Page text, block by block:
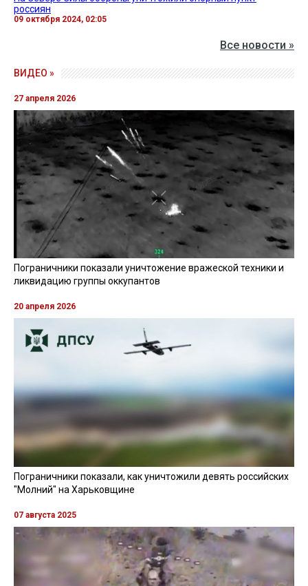
позицию и полевой состав боекомплектов
российских оккупантов на Волчанском направлении.
ВОЙНА ОККУПАНТЫ
ПОТЕРИ РОССИЯН
ЧИТАЙТЕ ТАКОЖ »
Генштаб ВСУ обновил данные о потерях врага: информация
на 9 октября
09 октября 2024, 10:41
Взрывное видео: в Луганской области ВСУ уничтожили
российский "Пион"
09 октября 2024, 04:40
На Севере Силы обороны уничтожили опорный пункт
россиян
09 октября 2024, 02:05
ВИДЕО »
Пограничники показали уничтожение вражеской техники и
ликвидацию группы оккупантов
20 апреля 2026